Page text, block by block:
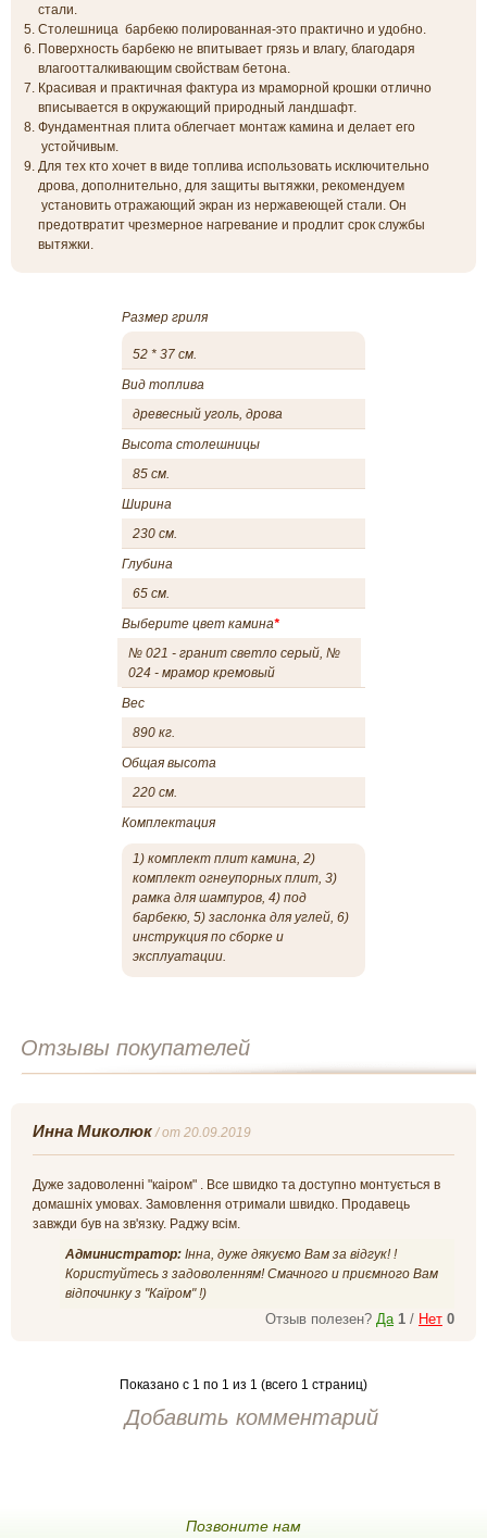
стали.
Столешница барбекю полированная-это практично и удобно.
Поверхность барбекю не впитывает грязь и влагу, благодаря
влагоотталкивающим свойствам бетона.
Красивая и практичная фактура из мраморной крошки отлично
вписывается в окружающий природный ландшафт.
Фундаментная плита облегчает монтаж камина и делает его
устойчивым.
Для тех кто хочет в виде топлива использовать исключительно
дрова, дополнительно, для защиты вытяжки, рекомендуем
установить отражающий экран из нержавеющей стали. Он
предотвратит чрезмерное нагревание и продлит срок службы
вытяжки.
Размер гриля
52 * 37 см.
Вид топлива
древесный уголь, дрова
Высота столешницы
85 см.
Ширина
230 см.
Глубина
65 см.
Выберите цвет камина*
№ 021 - гранит светло серый, №
024 - мрамор кремовый
Вес
890 кг.
Общая высота
220 см.
Комплектация
1) комплект плит камина, 2)
комплект огнеупорных плит, 3)
рамка для шампуров, 4) под
барбекю, 5) заслонка для углей, 6)
инструкция по сборке и
эксплуатации.
Отзывы покупателей
Инна Миколюк /от 20.09.2019
Дуже задоволенні "каіром" . Все швидко та доступно монтується в
домашніх умовах. Замовлення отримали швидко. Продавець
завжди був на зв'язку. Раджу всім.
Администратор: Інна, дуже дякуємо Вам за відгук! !
Користуйтесь з задоволенням! Смачного и приємного Вам
відпочинку з "Каїром" !)
Отзыв полезен? Да 1 / Нет 0
Показано с 1 по 1 из 1 (всего 1 страниц)
Добавить комментарий
Позвоните нам